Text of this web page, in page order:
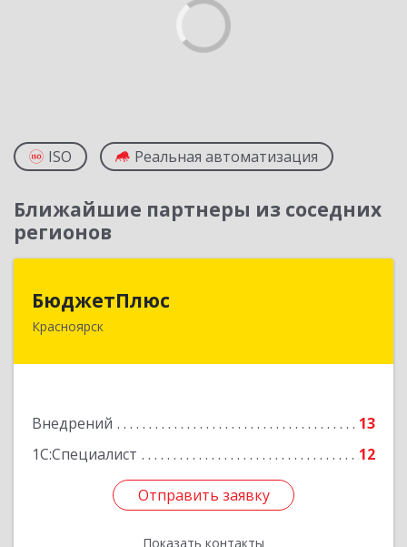
ISO Реальная автоматизация
Ближайшие партнеры из соседних
регионов
БюджетПлюс
Красноярск
Внедрений
13
1С:Специалист
12
Отправить заявку
Показать контакты
660028, Красноярский край, Красноярск г,
Отправить заявку
Назад